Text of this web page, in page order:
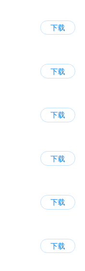
下载
下载
下载
下载
下载
下载